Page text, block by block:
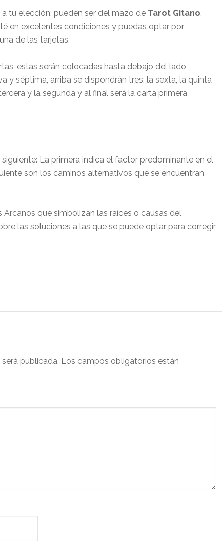
tu elección, pueden ser del mazo de Tarot Gitano,
en excelentes condiciones y puedas optar por
de las tarjetas.
estas serán colocadas hasta debajo del lado
y séptima, arriba se dispondrán tres, la sexta, la quinta
y la segunda y al final será la carta primera
La primera indica el factor predominante en el
son los caminos alternativos que se encuentran
que simbolizan las raíces o causas del
las soluciones a las que se puede optar para corregir
publicada. Los campos obligatorios están